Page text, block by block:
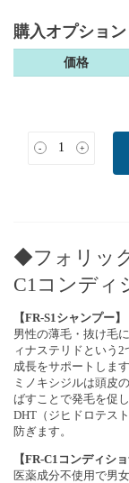
購入オプション
価格
- +
◆フォリッ
C1コンディ
【FR-S1シャンプー】
男性の薄毛・抜け毛
ィナステリドという
成長をサポートします
ミノキシジルは頭皮
ばすことで発毛を促
DHT（ジヒドロテス
防ぎます。
【FR-C1コンディショ
医薬成分不使用で男